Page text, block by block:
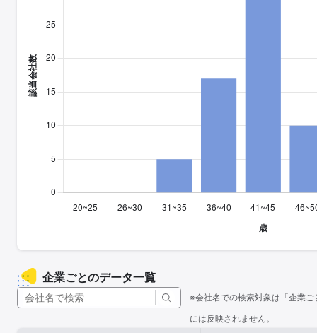
企業ごとのデータ一覧
※会社名での検索対象は「企業
には反映されません。